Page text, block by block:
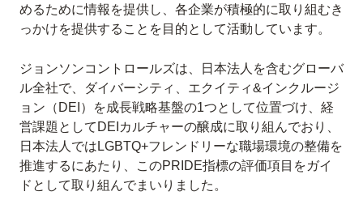
めるために情報を提供し、各企業が積極的に取り組むき
っかけを提供することを目的として活動しています。
ジョンソンコントロールズは、日本法人を含むグローバ
ル全社で、ダイバーシティ、エクイティ&インクルージ
ョン（DEI）を成長戦略基盤の1つとして位置づけ、経
営課題としてDEIカルチャーの醸成に取り組んでおり、
日本法人ではLGBTQ+フレンドリーな職場環境の整備を
推進するにあたり、このPRIDE指標の評価項目をガイ
ドとして取り組んでまいりました。